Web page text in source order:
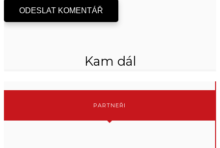
ODESLAT KOMENTÁŘ
Kam dál
PARTNEŘI